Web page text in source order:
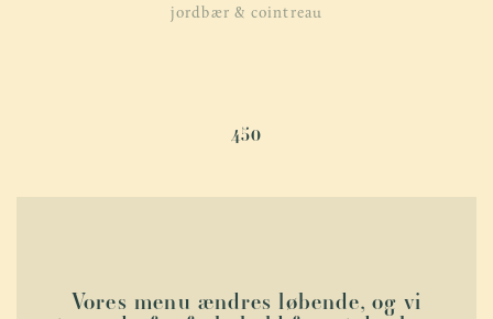
jordbær & cointreau
450
Vores menu ændres løbende, og vi